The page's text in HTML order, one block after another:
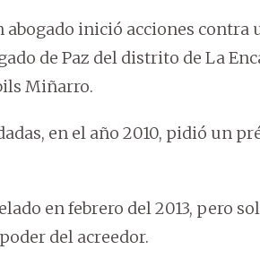
abogado inició acciones contra
de Paz del distrito de La
Miñarro.
en el año 2010, pidió un
en febrero del 2013, pero
del acreedor.